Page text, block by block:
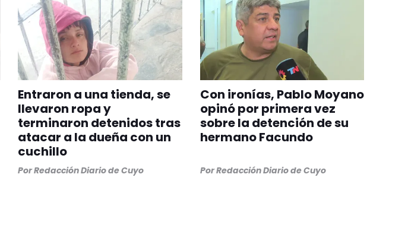
Entraron a una tienda, se
llevaron ropa y
terminaron detenidos tras
atacar a la dueña con un
cuchillo
PorRedacción Diario de Cuyo
Con ironías, Pablo Moyano
opinó por primera vez
sobre la detención de su
hermano Facundo
PorRedacción Diario de Cuyo